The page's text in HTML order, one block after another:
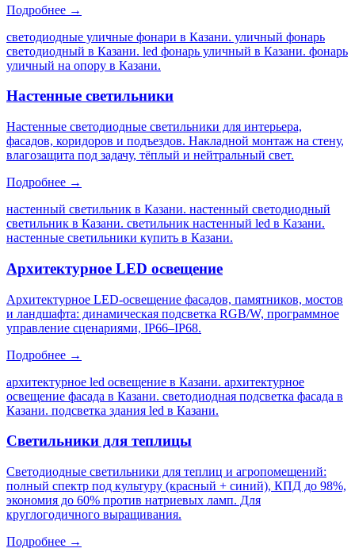
Подробнее →
светодиодные уличные фонари в Казани. уличный фонарь
светодиодный в Казани. led фонарь уличный в Казани. фонарь
уличный на опору в Казани.
Настенные светильники
Настенные светодиодные светильники для интерьера,
фасадов, коридоров и подъездов. Накладной монтаж на стену,
влагозащита под задачу, тёплый и нейтральный свет.
Подробнее →
настенный светильник в Казани. настенный светодиодный
светильник в Казани. светильник настенный led в Казани.
настенные светильники купить в Казани.
Архитектурное LED освещение
Архитектурное LED-освещение фасадов, памятников, мостов
и ландшафта: динамическая подсветка RGB/W, программное
управление сценариями, IP66–IP68.
Подробнее →
архитектурное led освещение в Казани. архитектурное
освещение фасада в Казани. светодиодная подсветка фасада в
Казани. подсветка здания led в Казани.
Светильники для теплицы
Светодиодные светильники для теплиц и агропомещений:
полный спектр под культуру (красный + синий), КПД до 98%,
экономия до 60% против натриевых ламп. Для
круглогодичного выращивания.
Подробнее →